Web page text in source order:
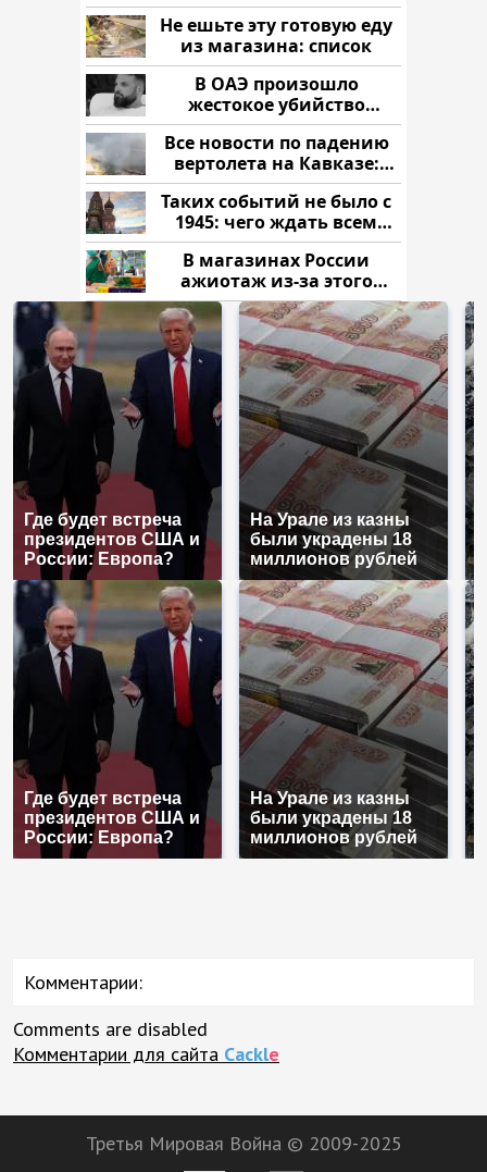
Не ешьте эту готовую еду
из магазина: список
В ОАЭ произошло
жестокое убийство
криптомиллионера
Все новости по падению
вертолета на Кавказе:
читать здесь
Таких событий не было с
1945: чего ждать всем
нам?
В магазинах России
ажиотаж из-за этого
продукта: что купить?
Где будет встреча
президентов США и
России: Европа?
На Урале из казны
были украдены 18
миллионов рублей
Где будет встреча
президентов США и
России: Европа?
На Урале из казны
были украдены 18
миллионов рублей
Комментарии:
Comments are disabled
Комментарии для сайта Cackle
Третья Мировая Война © 2009-2025